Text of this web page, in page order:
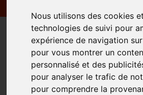
Nous utilisons des cookies
technologies de suivi pour
expérience de navigation
pour vous montrer un
personnalisé et des
pour analyser le trafic de
pour comprendre la
Burn Blott Sachets